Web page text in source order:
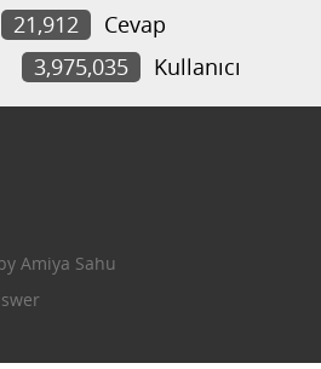
21,912
Cevap
3,975,035 Kullanıcı
Amiya Sahu